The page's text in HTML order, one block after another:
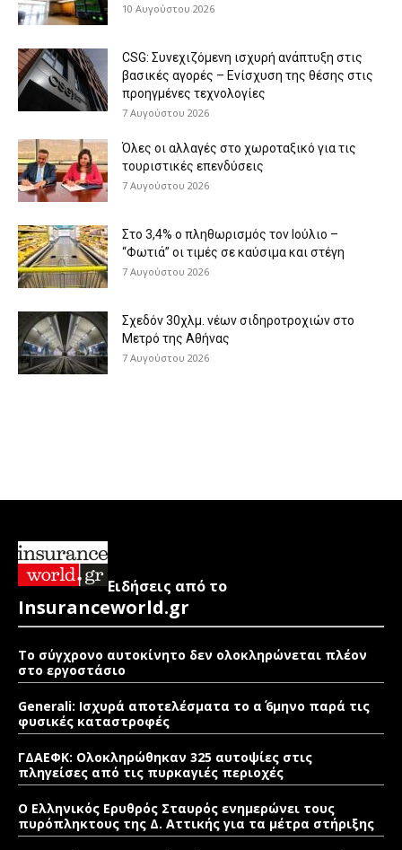
10 Αυγούστου 2026
CSG: Συνεχιζόμενη ισχυρή ανάπτυξη στις
βασικές αγορές – Ενίσχυση της θέσης στις
προηγμένες τεχνολογίες
7 Αυγούστου 2026
Όλες οι αλλαγές στο χωροταξικό για τις
τουριστικές επενδύσεις
7 Αυγούστου 2026
Στο 3,4% ο πληθωρισμός τον Ιούλιο –
“Φωτιά” οι τιμές σε καύσιμα και στέγη
7 Αυγούστου 2026
Σχεδόν 30χλμ. νέων σιδηροτροχιών στο
Μετρό της Αθήνας
7 Αυγούστου 2026
Ειδήσεις από το
Insuranceworld.gr
Το σύγχρονο αυτοκίνητο δεν ολοκληρώνεται πλέον
στο εργοστάσιο
Generali: Ισχυρά αποτελέσματα το α΄ 6μηνο παρά τις
φυσικές καταστροφές
ΓΔΑΕΦΚ: Ολοκληρώθηκαν 325 αυτοψίες στις
πληγείσες από τις πυρκαγιές περιοχές
Ο Ελληνικός Ερυθρός Σταυρός ενημερώνει τους
πυρόπληκτους της Δ. Αττικής για τα μέτρα στήριξης